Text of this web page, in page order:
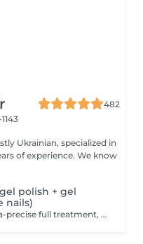
482
Ukrainian, specialized in
We know
polish + gel
nails)
Premium, highly technical and ultra-precise full treatment, performed mainly with an e-file to achieve a perfectly clean nail contour and apply the polish as close as possible, even slightly under the cuticle. This technique helps visually delay the regrowth by around 10 days. Visual result: -Extremely well-groomed nails, clean contours, flawless shape -Instagram / photo studio effect: neat, precise, with no visible dry skin We also include a gel reinforcement, recommended for long or fragile or broken nails. A perfect solution for flawless and long-lasting nails: -The average durability is 4 weeks!! Service content -> 95€ : -Removal of old semi-permanent and/or gel polish (if needed, already include in this price/service) -Very meticulous preparation of the nail plate -Removal of dead skin -Shape and file nails -Gentle cuticle care -Correction of the nail shape -Gel reinforcement -Application of semi-permanent nail polish -Application of cuticle oil and hand cream Optional : -Price per nail extension on up to 5 nails (if so please book "WITH simple design") +3€/nail -Price per nail for nail art on up to 5 nails (if so please book "WITH simple design") +3€/nail -Price for simple design (French, Chrome, Baby Boomer, Cat Eyes, Stickers, Foil) 6-10 nails -> +20€ -Price for complex design (3D, Hand drawings, Stamping, French with Chrome, Baby Boomer with Chrome, French with Cat Eyes) 6-10 nails -> +30€